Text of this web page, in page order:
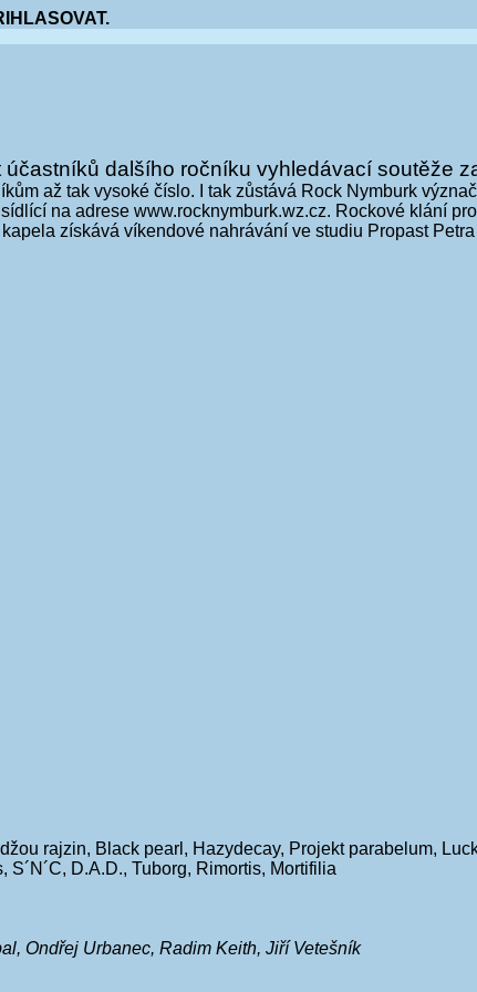
dalšího ročníku vyhledávací soutěže
až tak vysoké číslo. I tak zůstává Rock Nymburk
na adrese www.rocknymburk.wz.cz. Rockové klání
získává víkendové nahrávání ve studiu Propast
rajzin, Black pearl, Hazydecay, Projekt parabelum,
D.A.D., Tuborg, Rimortis, Mortifilia
Ondřej Urbanec, Radim Keith, Jiří Vetešník